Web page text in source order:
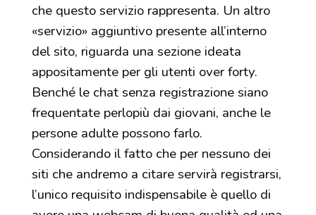
che questo servizio rappresenta. Un altro
«servizio» aggiuntivo presente all’interno
del sito, riguarda una sezione ideata
appositamente per gli utenti over forty.
Benché le chat senza registrazione siano
frequentate perlopiù dai giovani, anche le
persone adulte possono farlo.
Considerando il fatto che per nessuno dei
siti che andremo a citare servirà registrarsi,
l’unico requisito indispensabile è quello di